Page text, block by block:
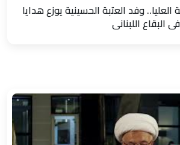
وفد العتبة الحسينية يوزع هدايا
البقاع اللبناني